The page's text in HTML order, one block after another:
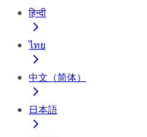
हिन्दी
ไทย
中文（简体）
日本語